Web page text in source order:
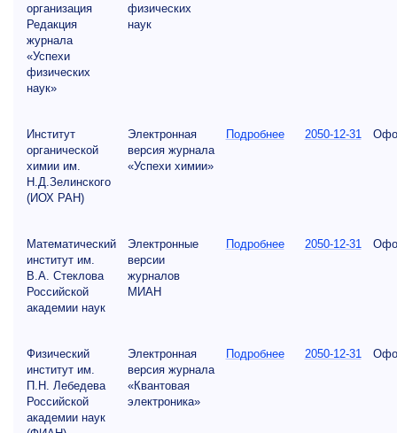
организация
Редакция
журнала
«Успехи
физических
наук»
физических
наук
Институт
органической
химии им.
Н.Д.Зелинского
(ИОХ РАН)
Электронная
версия журнала
«Успехи химии»
Подробнее 2050-12-31
Математический
институт им.
В.А. Стеклова
Российской
академии наук
Электронные
версии
журналов
МИАН
Подробнее 2050-12-31
Физический
институт им.
П.Н. Лебедева
Российской
академии наук
Электронная
версия журнала
«Квантовая
электроника»
Подробнее 2050-12-31